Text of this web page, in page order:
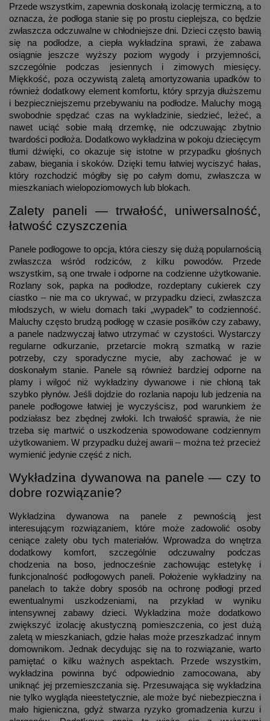
Przede wszystkim, zapewnia doskonałą izolację termiczną, a to
oznacza, że podłoga stanie się po prostu cieplejsza, co będzie
zwłaszcza odczuwalne w chłodniejsze dni. Dzieci często bawią
się na podłodze, a ciepła wykładzina sprawi, że zabawa
osiągnie jeszcze wyższy poziom wygody i przyjemności,
szczególnie podczas jesiennych i zimowych miesięcy.
Miękkość, poza oczywistą zaletą amortyzowania upadków to
również dodatkowy element komfortu, który sprzyja dłuższemu
i bezpieczniejszemu przebywaniu na podłodze. Maluchy mogą
swobodnie spędzać czas na wykładzinie, siedzieć, leżeć, a
nawet uciąć sobie małą drzemkę, nie odczuwając zbytnio
twardości podłoża. Dodatkowo wykładzina w pokoju dziecięcym
tłumi dźwięki, co okazuje się istotne w przypadku głośnych
zabaw, biegania i skoków. Dzięki temu łatwiej wyciszyć hałas,
który rozchodzić mógłby się po całym domu, zwłaszcza w
mieszkaniach wielopoziomowych lub blokach.
Zalety paneli — trwałość, uniwersalność,
łatwość czyszczenia
Panele podłogowe to opcja, która cieszy się dużą popularnością
zwłaszcza wśród rodziców, z kilku powodów. Przede
wszystkim, są one trwałe i odporne na codzienne użytkowanie.
Rozlany sok, papka na podłodze, rozdeptany cukierek czy
ciastko – nie ma co ukrywać, w przypadku dzieci, zwłaszcza
młodszych, w wielu domach taki „wypadek” to codzienność.
Maluchy często brudzą podłogę w czasie posiłków czy zabawy,
a panele nadzwyczaj łatwo utrzymać w czystości. Wystarczy
regularne odkurzanie, przetarcie mokrą szmatką w razie
potrzeby, czy sporadyczne mycie, aby zachować je w
doskonałym stanie. Panele są również bardziej odporne na
plamy i wilgoć niż wykładziny dywanowe i nie chłoną tak
szybko płynów. Jeśli dojdzie do rozlania napoju lub jedzenia na
panele podłogowe łatwiej je wyczyścisz, pod warunkiem że
podziałasz bez zbędnej zwłoki. Ich trwałość sprawia, że nie
trzeba się martwić o uszkodzenia spowodowane codziennym
użytkowaniem. W przypadku dużej awarii – można też przecież
wymienić jedynie część z nich.
Wykładzina dywanowa na panele — czy to
dobre rozwiązanie?
Wykładzina dywanowa na panele z pewnością jest
interesującym rozwiązaniem, które może zadowolić osoby
ceniące zalety obu tych materiałów. Wprowadza do wnętrza
dodatkowy komfort, szczególnie odczuwalny podczas
chodzenia na boso, jednocześnie zachowując estetykę i
funkcjonalność podłogowych paneli. Położenie wykładziny na
panelach to także dobry sposób na ochronę podłogi przed
ewentualnymi uszkodzeniami, na przykład w wyniku
intensywnej zabawy dzieci. Wykładzina może dodatkowo
zwiększyć izolację akustyczną pomieszczenia, co jest dużą
zaletą w mieszkaniach, gdzie hałas może przeszkadzać innym
domownikom. Jednak decydując się na to rozwiązanie, warto
pamiętać o kilku ważnych aspektach. Przede wszystkim,
wykładzina powinna być odpowiednio zamocowana, aby
uniknąć jej przemieszczania się. Przesuwająca się wykładzina
nie tylko wygląda nieestetycznie, ale może być niebezpieczna i
mało higieniczna, gdyż stwarza ryzyko gromadzenia kurzu i